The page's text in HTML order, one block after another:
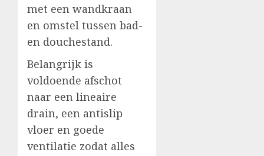
met een wandkraan
en omstel tussen bad-
en douchestand.
Belangrijk is
voldoende afschot
naar een lineaire
drain, een antislip
vloer en goede
ventilatie zodat alles